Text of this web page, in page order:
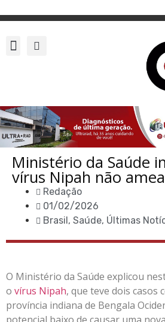
Ministério da Saúde
vírus Nipah não
Redação
01/02/2026
Brasil, Saúde, Últimas
O Ministério da Saúde explicou
o vírus Nipah, que teve dois casos
província indiana de Bengala